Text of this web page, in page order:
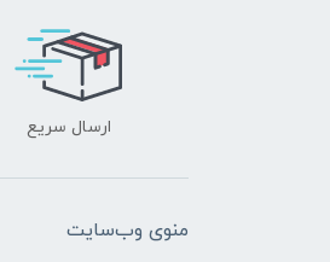
ارسال سریع
منوی وب‌سایت